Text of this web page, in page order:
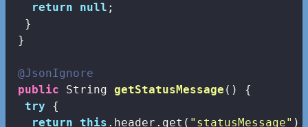
return
null ;
  }
}
@JsonIgnore
public String getStatusMessage ()
{
try {
return this .header.get( "statusMessage"